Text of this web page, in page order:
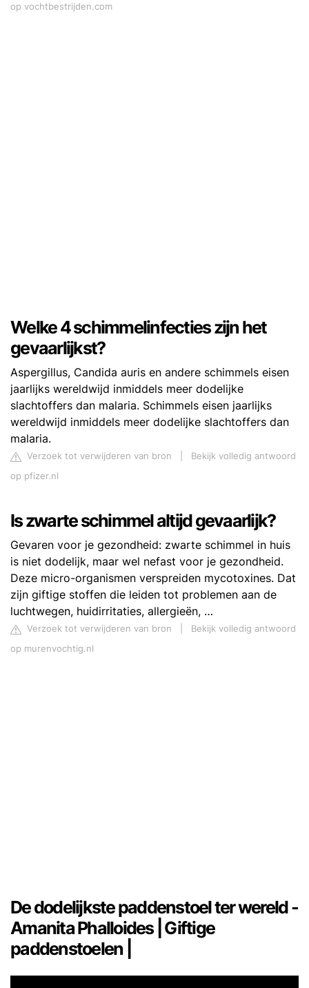
op vochtbestrijden.com
Welke 4 schimmelinfecties zijn het
gevaarlijkst?
Aspergillus, Candida auris en andere schimmels eisen
jaarlijks wereldwijd inmiddels meer dodelijke
slachtoffers dan malaria. Schimmels eisen jaarlijks
wereldwijd inmiddels meer dodelijke slachtoffers dan
malaria.
Verzoek tot verwijderen van bron
Bekijk volledig antwoord
op pfizer.nl
Is zwarte schimmel altijd gevaarlijk?
Gevaren voor je gezondheid: zwarte schimmel in huis
is niet dodelijk, maar wel nefast voor je gezondheid.
Deze micro-organismen verspreiden mycotoxines. Dat
zijn giftige stoffen die leiden tot problemen aan de
luchtwegen, huidirritaties, allergieën, …
Verzoek tot verwijderen van bron
Bekijk volledig antwoord
op murenvochtig.nl
De dodelijkste paddenstoel ter wereld -
Amanita Phalloides | Giftige
paddenstoelen |